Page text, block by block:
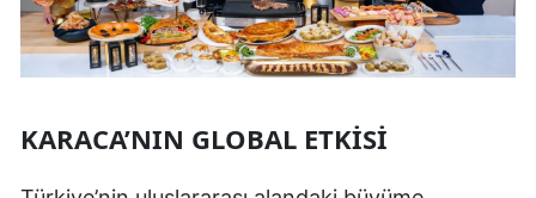
KARACA’NIN GLOBAL ETKISI